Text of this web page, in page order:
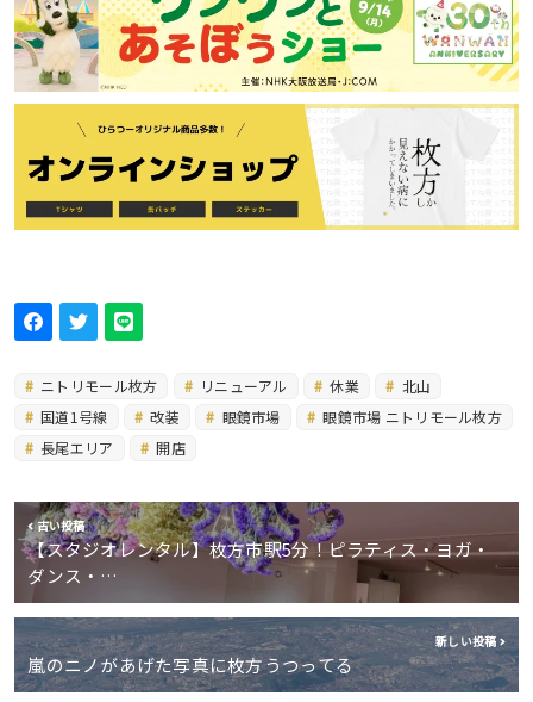
ニトリモール枚方 リニューアル 休業
北山
国道1号線
改装 眼鏡市場
眼鏡市場 ニトリモール枚方
長尾エリア
開店
古い投稿
【スタジオレンタル】枚方市駅5分！ピラティス・ヨガ・
ダンス・…
新しい投稿
嵐のニノがあげた写真に枚方うつってる